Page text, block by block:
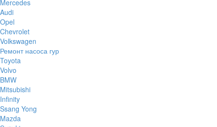
Mercedes
Audi
Opel
Chevrolet
Volkswagen
Ремонт насоса гур
Toyota
Volvo
BMW
Mitsubishi
Infinity
Ssang Yong
Mazda